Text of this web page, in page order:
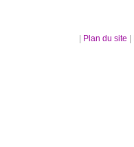
Plan du site